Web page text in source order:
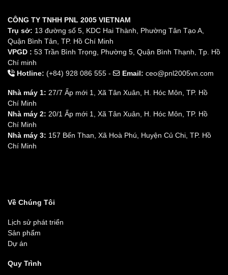
CÔNG TY TNHH PNL 2005 VIETNAM
Trụ sở: 13 đường số 5, KDC Hai Thành, Phường Tân Tạo A,
Quận Bình Tân, TP. Hồ Chí Minh
VPGD : 53 Trần Bình Trọng, Phường 5, Quận Bình Thạnh, Tp. Hồ
Chí minh
Hotline: (+84) 928 086 555 - Email: ceo@pnl2005vn.com
Nhà máy 1: 27/7 Ấp mới 1, Xã Tân Xuân, H. Hóc Môn, TP. Hồ
Chí Minh
Nhà máy 2: 20/1 Ấp mới 1, Xã Tân Xuân, H. Hóc Môn, TP. Hồ
Chí Minh
Nhà máy 3: 157 Bến Than, Xã Hoà Phú, Huyện Củ Chi, TP. Hồ
Chí Minh
Về Chúng Tôi
Lịch sử phát triển
Sản phẩm
Dự án
Quy Trình